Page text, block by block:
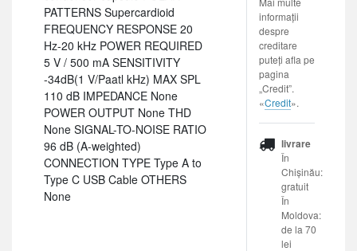
PATTERNS Supercardioid
FREQUENCY RESPONSE 20
Hz-20 kHz POWER REQUIRED
5 V / 500 mA SENSITIVITY
-34dB(1 V/Paatl kHz) MAX SPL
110 dB IMPEDANCE None
POWER OUTPUT None THD
None SIGNAL-TO-NOISE RATIO
96 dB (A-weighted)
CONNECTION TYPE Type A to
Type C USB Cable OTHERS
None
informații
despre
creditare
puteți afla pe
pagina
„Credit”.
«Credit».
livrare
În
Chișinău:
gratuit
În
Moldova:
de la 70
lei